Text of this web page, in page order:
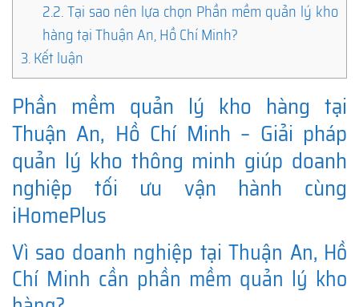
2.2.Tại sao nên lựa chọn Phần mềm quản lý kho
hàng tại Thuận An, Hồ Chí Minh?
3.Kết luận
Phần mềm quản lý kho hàng tại
Thuận An, Hồ Chí Minh – Giải pháp
quản lý kho thông minh giúp doanh
nghiệp tối ưu vận hành cùng
iHomePlus
Vì sao doanh nghiệp tại Thuận An, Hồ
Chí Minh cần phần mềm quản lý kho